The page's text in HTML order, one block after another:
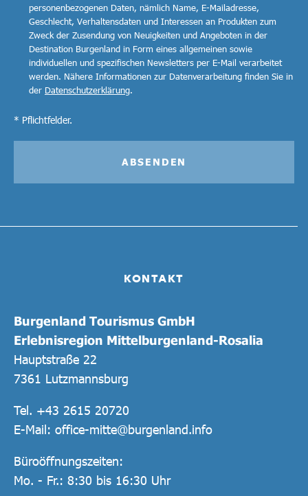
KONTAKT
Burgenland Tourismus GmbH
Erlebnisregion Mittelburgenland-Rosalia
Hauptstraße 22
7361 Lutzmannsburg
Tel. +43 2615 20720
E-Mail: office-mitte@burgenland.info
Büroöffnungszeiten:
Mo. - Fr.: 8:30 bis 16:30 Uhr
personenbezogenen Daten, nämlich Name, E-Mailadresse,
Geschlecht, Verhaltensdaten und Interessen an Produkten zum
Zweck der Zusendung von Neuigkeiten und Angeboten in der
Destination Burgenland in Form eines allgemeinen sowie
individuellen und spezifischen Newsletters per E-Mail verarbeitet
werden. Nähere Informationen zur Datenverarbeitung finden Sie in
der Datenschutzerklärung.
* Pflichtfelder.
ABSENDEN